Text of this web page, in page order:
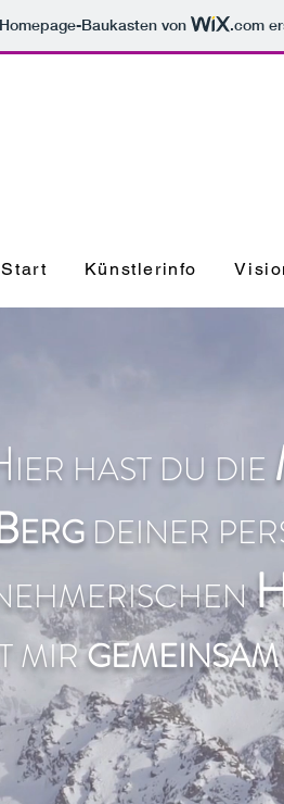
Baukasten von .com
Start Künstlerinfo
IER HAST DU DIE
ERG DEINER PE
CHEN
MIR GEMEINSAM